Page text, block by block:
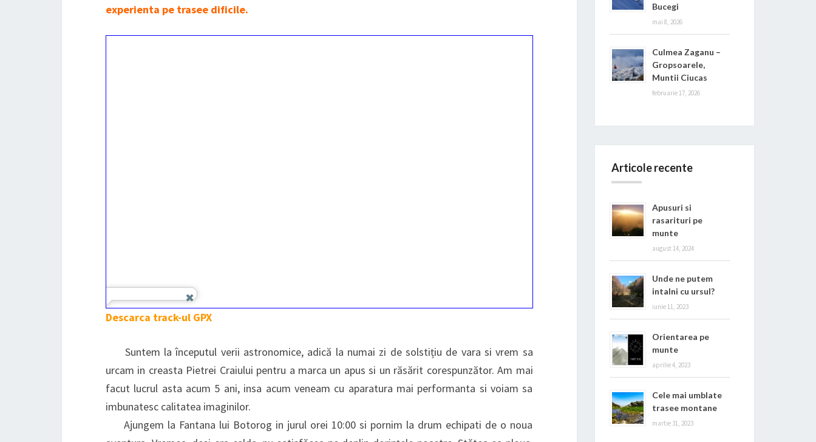
experienta pe trasee dificile.
Descarca track-ul GPX
Suntem la începutul verii astronomice, adică la numai zi de solstițiu de vara si vrem sa
urcam in creasta Pietrei Craiului pentru a marca un apus si un răsărit corespunzător. Am mai
facut lucrul asta acum 5 ani, insa acum veneam cu aparatura mai performanta si voiam sa
imbunatesc calitatea imaginilor.
Ajungem la Fantana lui Botorog in jurul orei 10:00 si pornim la drum echipati de o noua
Bucegi
mai 8, 2026
Culmea Zaganu –
Gropsoarele,
Muntii Ciucas
februarie 17, 2026
Articole recente
Apusuri si
rasarituri pe
munte
august 14, 2024
Unde ne putem
intalni cu ursul?
iunie 11, 2023
Orientarea pe
munte
aprilie 4, 2023
Cele mai umblate
trasee montane
martie 31, 2023